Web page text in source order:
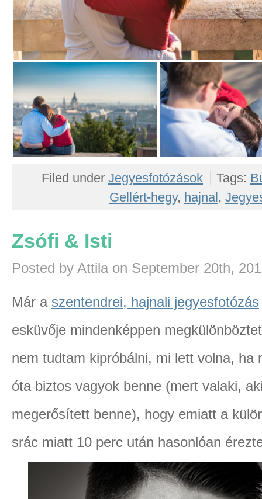
Filed under Jegyesfotózások Tags:
Gellért-hegy, hajnal,
Zsófi & Isti
Posted by Attila on September 20th,
Már a szentendrei, hajnali jegyesfotózás
esküvője mindenképpen
nem tudtam kipróbálni, mi lett volna, ha
óta biztos vagyok benne (mert valaki,
megerősített benne), hogy emiatt a
srác miatt 10 perc után hasonlóan